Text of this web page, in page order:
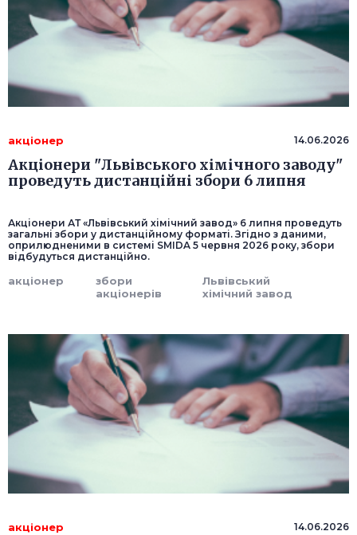
акціонер 14.06.2026
Акціонери "Львівського хімічного заводу"
проведуть дистанційні збори 6 липня
Акціонери АТ «Львівський хімічний завод» 6 липня проведуть
загальні збори у дистанційному форматі. Згідно з даними,
оприлюдненими в системі SMIDA 5 червня 2026 року, збори
відбудуться дистанційно.
акціонер
збори
акціонерів
Львівський
хімічний завод
акціонер 14.06.2026